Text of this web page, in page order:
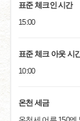
표준 체크인 시간
15:00
표준 체크 아웃 시
10:00
온천 세금